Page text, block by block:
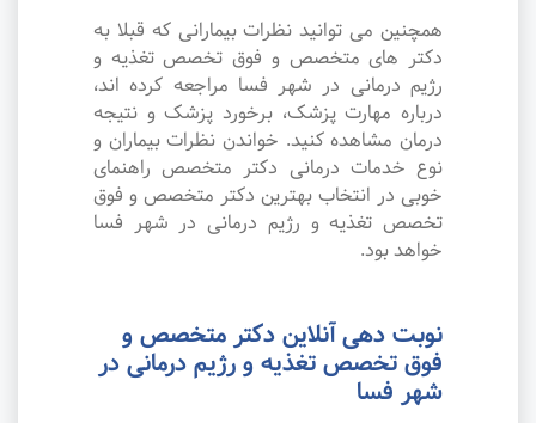
همچنین می توانید نظرات بیمارانی که قبلا به
دکتر های متخصص و فوق تخصص تغذیه و
رژیم درمانی در شهر فسا مراجعه کرده اند،
درباره مهارت پزشک، برخورد پزشک و نتیجه
درمان مشاهده کنید. خواندن نظرات بیماران و
نوع خدمات درمانی دکتر متخصص راهنمای
خوبی در انتخاب بهترین دکتر متخصص و فوق
تخصص تغذیه و رژیم درمانی در شهر فسا
خواهد بود.
نوبت دهی آنلاین دکتر متخصص و
فوق تخصص تغذیه و رژیم درمانی در
شهر فسا